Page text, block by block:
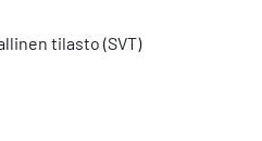
tilasto (SVT)